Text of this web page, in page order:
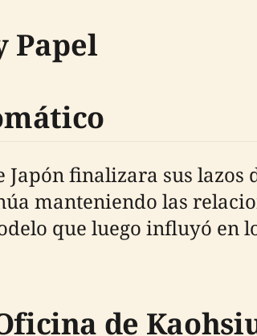
Papel
Japón finalizara sus
manteniendo las
que luego influyó en
de